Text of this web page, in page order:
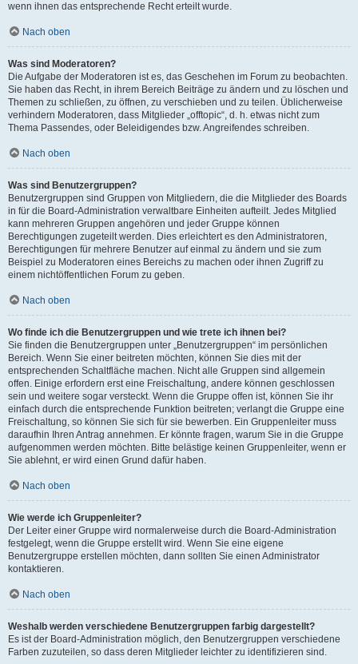
wenn ihnen das entsprechende Recht erteilt wurde.
Nach oben
Was sind Moderatoren?
Die Aufgabe der Moderatoren ist es, das Geschehen im Forum zu beobachten.
Sie haben das Recht, in ihrem Bereich Beiträge zu ändern und zu löschen und
Themen zu schließen, zu öffnen, zu verschieben und zu teilen. Üblicherweise
verhindern Moderatoren, dass Mitglieder „offtopic“, d. h. etwas nicht zum
Thema Passendes, oder Beleidigendes bzw. Angreifendes schreiben.
Nach oben
Was sind Benutzergruppen?
Benutzergruppen sind Gruppen von Mitgliedern, die die Mitglieder des Boards
in für die Board-Administration verwaltbare Einheiten aufteilt. Jedes Mitglied
kann mehreren Gruppen angehören und jeder Gruppe können
Berechtigungen zugeteilt werden. Dies erleichtert es den Administratoren,
Berechtigungen für mehrere Benutzer auf einmal zu ändern und sie zum
Beispiel zu Moderatoren eines Bereichs zu machen oder ihnen Zugriff zu
einem nichtöffentlichen Forum zu geben.
Nach oben
Wo finde ich die Benutzergruppen und wie trete ich ihnen bei?
Sie finden die Benutzergruppen unter „Benutzergruppen“ im persönlichen
Bereich. Wenn Sie einer beitreten möchten, können Sie dies mit der
entsprechenden Schaltfläche machen. Nicht alle Gruppen sind allgemein
offen. Einige erfordern erst eine Freischaltung, andere können geschlossen
sein und weitere sogar versteckt. Wenn die Gruppe offen ist, können Sie ihr
einfach durch die entsprechende Funktion beitreten; verlangt die Gruppe eine
Freischaltung, so können Sie sich für sie bewerben. Ein Gruppenleiter muss
daraufhin Ihren Antrag annehmen. Er könnte fragen, warum Sie in die Gruppe
aufgenommen werden möchten. Bitte belästige keinen Gruppenleiter, wenn er
Sie ablehnt, er wird einen Grund dafür haben.
Nach oben
Wie werde ich Gruppenleiter?
Der Leiter einer Gruppe wird normalerweise durch die Board-Administration
festgelegt, wenn die Gruppe erstellt wird. Wenn Sie eine eigene
Benutzergruppe erstellen möchten, dann sollten Sie einen Administrator
kontaktieren.
Nach oben
Weshalb werden verschiedene Benutzergruppen farbig dargestellt?
Es ist der Board-Administration möglich, den Benutzergruppen verschiedene
Farben zuzuteilen, so dass deren Mitglieder leichter zu identifizieren sind.